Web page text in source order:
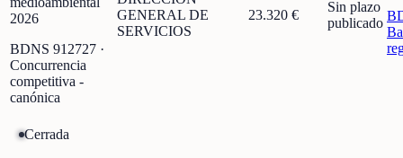
2026
BDNS 912727 ·
Concurrencia
competitiva -
canónica
GENERAL DE
SERVICIOS
23.320 €
Sin plazo
publicado
Cerrada